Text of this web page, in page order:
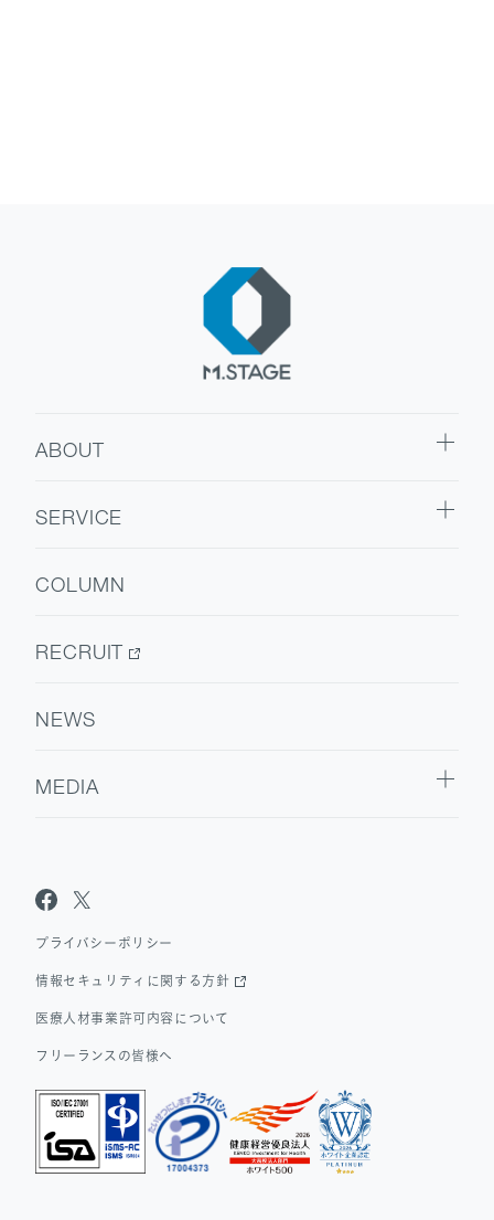
ABOUT
会社情報
SERVICE
医療人材
COLUMN
RECRUIT
NEWS
MEDIA
Dr.アルなび
プライバシーポリシー
情報セキュリティに関する方針
医療人材事業許可内容について
フリーランスの皆様へ